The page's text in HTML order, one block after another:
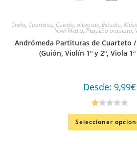
Chelo, Cuartetos, Cuerda, diegosax, Estudio,
Nivel Medio,Pequeña orquesta,
Andrómeda Partituras de Cuarteto
(Guión, Violín 1º y 2º, Viola
Desde: 9,99€
Va
lo
Seleccionar